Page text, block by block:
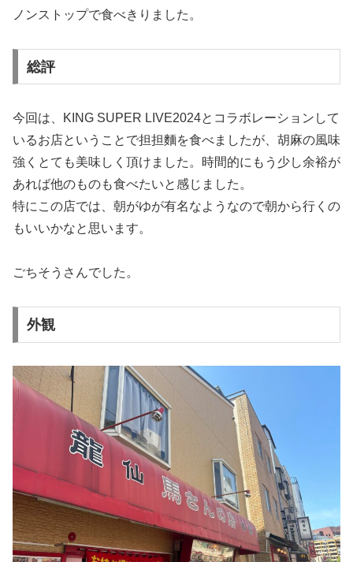
ノンストップで食べきりました。
総評
今回は、KING SUPER LIVE2024とコラボレーションして
いるお店ということで担担麵を食べましたが、胡麻の風味
強くとても美味しく頂けました。時間的にもう少し余裕が
あれば他のものも食べたいと感じました。
特にこの店では、朝がゆが有名なようなので朝から行くの
もいいかなと思います。
ごちそうさんでした。
外観